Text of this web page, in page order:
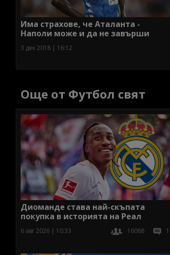
Има страхове, че Аталанта -
Наполи може и да не завърши
3 дек 2018 | 16:12
Още от Футбол свят
Диоманде става най-скъпата
покупка в историята на Реал
6 авг 2026 | 10:33 16068